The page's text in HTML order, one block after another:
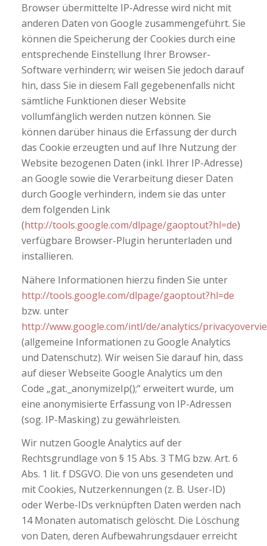
Browser übermittelte IP-Adresse wird nicht mit
anderen Daten von Google zusammengeführt. Sie
können die Speicherung der Cookies durch eine
entsprechende Einstellung Ihrer Browser-
Software verhindern; wir weisen Sie jedoch darauf
hin, dass Sie in diesem Fall gegebenenfalls nicht
sämtliche Funktionen dieser Website
vollumfänglich werden nutzen können. Sie
können darüber hinaus die Erfassung der durch
das Cookie erzeugten und auf Ihre Nutzung der
Website bezogenen Daten (inkl. Ihrer IP-Adresse)
an Google sowie die Verarbeitung dieser Daten
durch Google verhindern, indem sie das unter
dem folgenden Link
(http://tools.google.com/dlpage/gaoptout?hl=de)
verfügbare Browser-Plugin herunterladen und
installieren.
Nähere Informationen hierzu finden Sie unter
http://tools.google.com/dlpage/gaoptout?hl=de
bzw. unter
http://www.google.com/intl/de/analytics/
(allgemeine Informationen zu Google Analytics
und Datenschutz). Wir weisen Sie darauf hin, dass
auf dieser Webseite Google Analytics um den
Code „gat._anonymizeIp();“ erweitert wurde, um
eine anonymisierte Erfassung von IP-Adressen
(sog. IP-Masking) zu gewährleisten.
Wir nutzen Google Analytics auf der
Rechtsgrundlage von § 15 Abs. 3 TMG bzw. Art. 6
Abs. 1 lit. f DSGVO. Die von uns gesendeten und
mit Cookies, Nutzerkennungen (z. B. User-ID)
oder Werbe-IDs verknüpften Daten werden nach
14 Monaten automatisch gelöscht. Die Löschung
von Daten, deren Aufbewahrungsdauer erreicht